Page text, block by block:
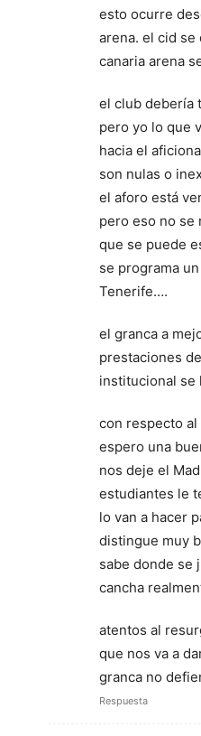
esto ocurre
arena. el cid
canaria arena
el club debería
pero yo lo que
hacia el
son nulas o
el aforo está
pero eso no se
que se puede
se programa
Tenerife….
el granca a
prestaciones
institucional se
con respecto
espero una
nos deje el
estudiantes le
lo van a hacer
distingue muy
sabe donde se
cancha
atentos al
que nos va a
granca no
Respuesta